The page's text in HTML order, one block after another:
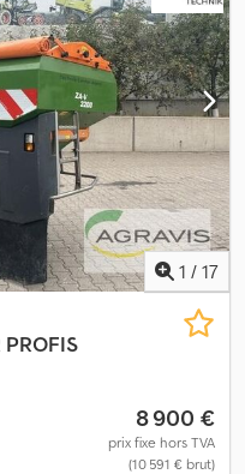
4200 Pare-boue L
LED à l’arrière
L Kit de palette
Tronic,
Disque principal,
protection des tuyaux L
de roulement et de
de vide
1 / 17
8 900 €
prix fixe hors TVA
(10 591 € brut)